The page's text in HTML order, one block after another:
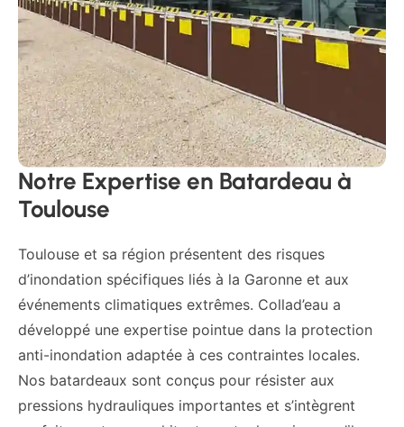
Notre Expertise en Batardeau à
Toulouse
Toulouse et sa région présentent des risques
d’inondation spécifiques liés à la Garonne et aux
événements climatiques extrêmes. Collad’eau a
développé une expertise pointue dans la protection
anti-inondation adaptée à ces contraintes locales.
Nos batardeaux sont conçus pour résister aux
pressions hydrauliques importantes et s’intègrent